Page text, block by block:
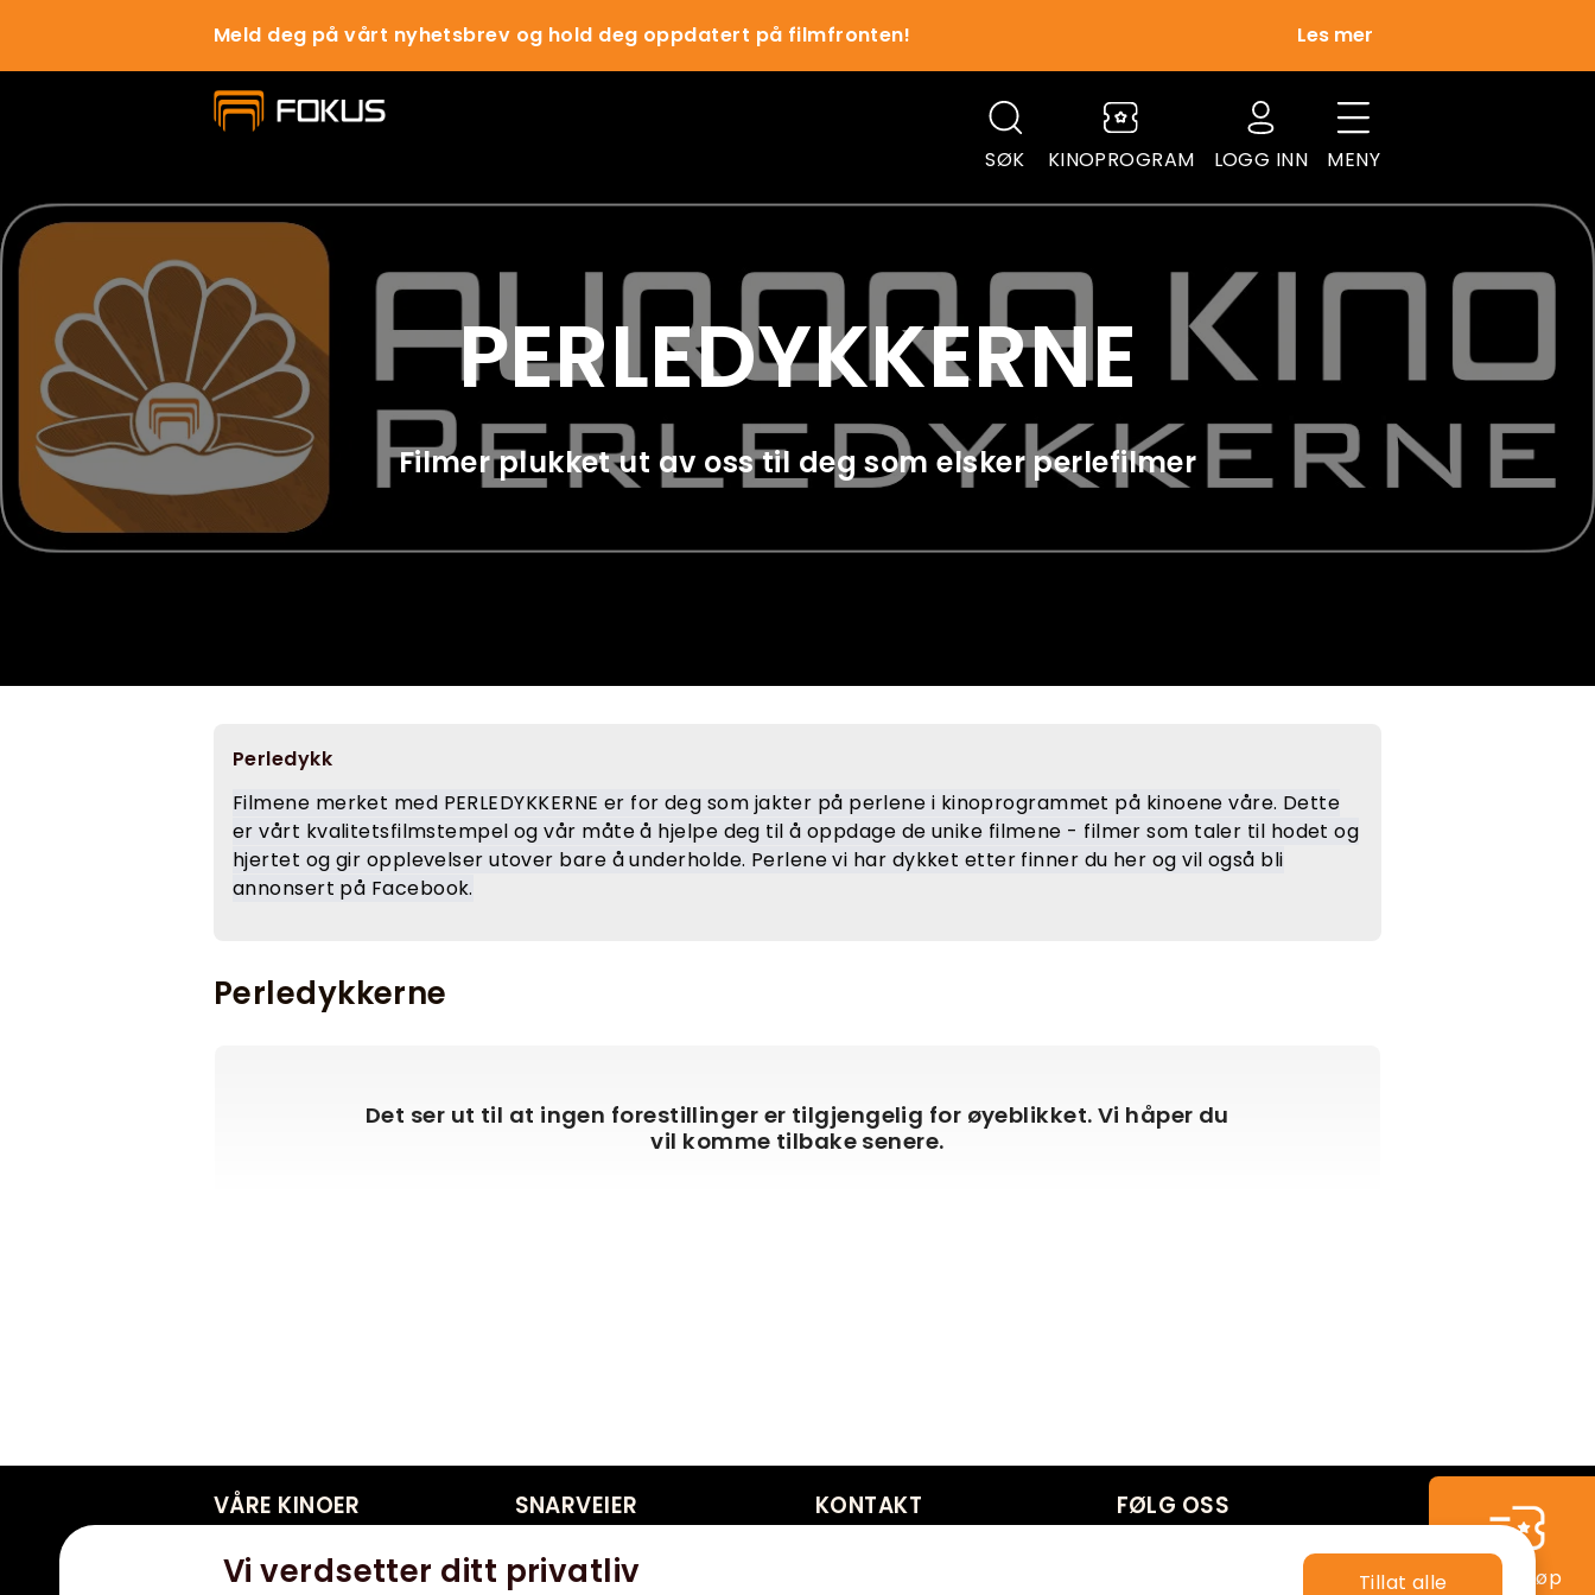
Vi verdsetter ditt privatliv Tillat alle
Meld deg på vårt nyhetsbrev og hold deg oppdatert på filmfronten! Les mer
SØK KINOPROGRAM LOGG INN MENY
PERLEDYKKERNE
Filmer plukket ut av oss til deg som elsker perlefilmer
Perledykk
Filmene merket med PERLEDYKKERNE er for deg som jakter på perlene i kinoprogrammet på kinoene våre. Dette
er vårt kvalitetsfilmstempel og vår måte å hjelpe deg til å oppdage de unike filmene - filmer som taler til hodet og
hjertet og gir opplevelser utover bare å underholde. Perlene vi har dykket etter finner du her og vil også bli
annonsert på Facebook.
Perledykkerne
Det ser ut til at ingen forestillinger er tilgjengelig for øyeblikket. Vi håper du
vil komme tilbake senere.
VÅRE KINOER SNARVEIER KONTAKT FØLG OSS
Hurtigkjøp